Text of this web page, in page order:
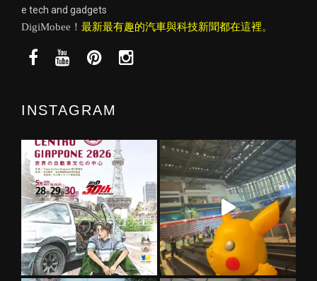
e tech and gadgets
DigiMobee！ 最新最有趣的汽車與科技新聞都在這裡。
INSTAGRAM